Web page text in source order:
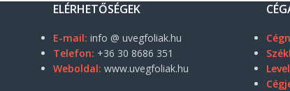
ELÉRHETŐSÉGEK
E-mail: info @ uvegfoliak.hu
Telefon: +36 30 8686 351
Weboldal: www.uvegfoliak.hu